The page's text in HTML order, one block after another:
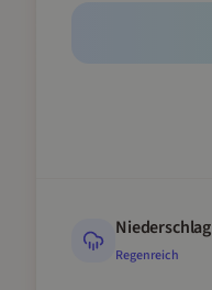
Niederschlag
Regenreich